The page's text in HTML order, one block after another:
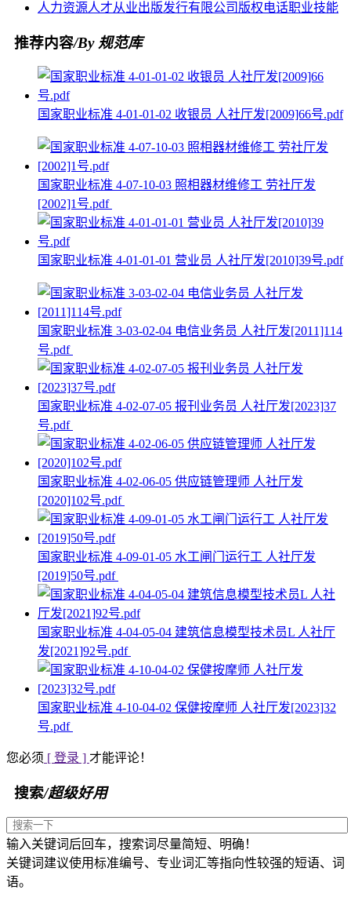
人力资源人才从业出版发行有限公司 版权电话职业技能
推荐内容/By 规范库
国家职业标准 4-01-01-02 收银员 人社厅发[2009]66号.pdf
国家职业标准 4-07-10-03 照相器材维修工 劳社厅发
[2002]1号.pdf
国家职业标准 4-01-01-01 营业员 人社厅发[2010]39号.pdf
国家职业标准 3-03-02-04 电信业务员 人社厅发[2011]114
号.pdf
国家职业标准 4-02-07-05 报刊业务员 人社厅发[2023]37
号.pdf
国家职业标准 4-02-06-05 供应链管理师 人社厅发
[2020]102号.pdf
国家职业标准 4-09-01-05 水工闸门运行工 人社厅发
[2019]50号.pdf
国家职业标准 4-04-05-04 建筑信息模型技术员L 人社厅
发[2021]92号.pdf
国家职业标准 4-10-04-02 保健按摩师 人社厅发[2023]32
号.pdf
您必须 [ 登录 ] 才能评论！
搜索/超级好用
输入关键词后回车，搜索词尽量简短、明确！
关键词建议使用标准编号、专业词汇等指向性较强的短语、词
语。